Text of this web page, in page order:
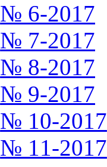
№ 6-2017
№ 7-2017
№ 8-2017
№ 9-2017
№ 10-2017
№ 11-2017